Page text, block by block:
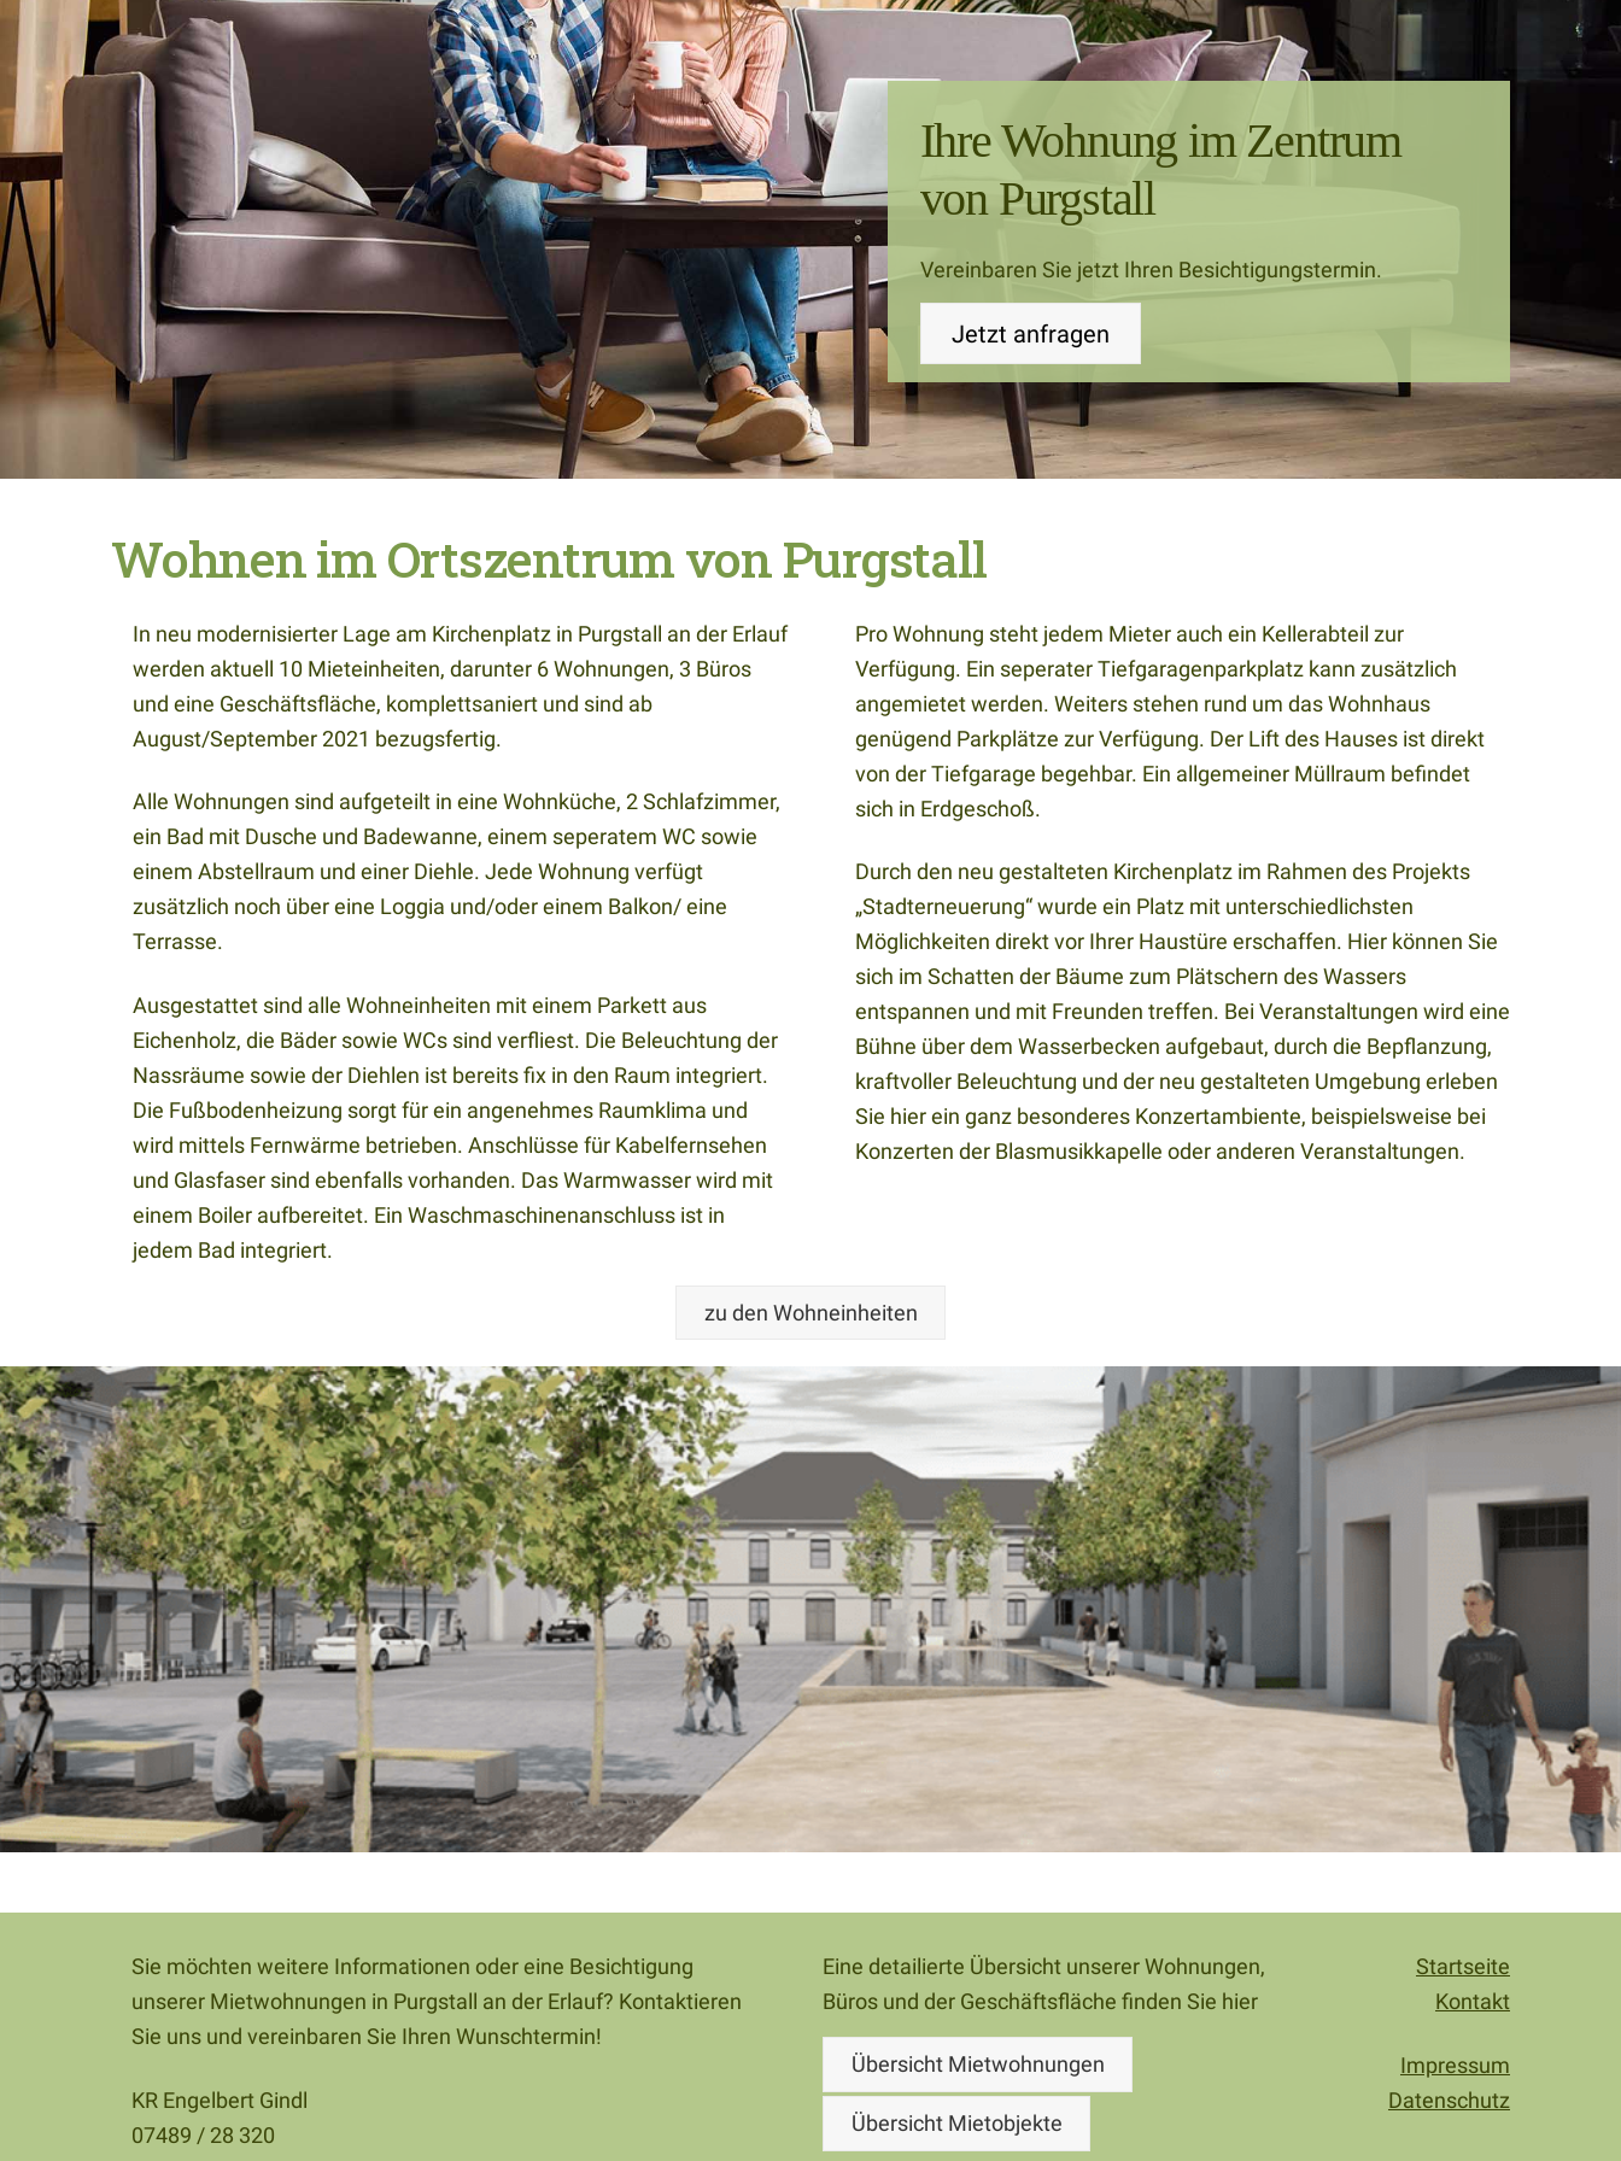
Ihre Wohnung im Zentrum
von Purgstall
Vereinbaren Sie jetzt Ihren Besichtigungstermin.
Jetzt anfragen
Wohnen im Ortszentrum von Purgstall
In neu modernisierter Lage am Kirchenplatz in Purgstall an der Erlauf
werden aktuell 10 Mieteinheiten, darunter 6 Wohnungen, 3 Büros
und eine Geschäftsfläche, komplettsaniert und sind ab
August/September 2021 bezugsfertig.
Alle Wohnungen sind aufgeteilt in eine Wohnküche, 2 Schlafzimmer,
ein Bad mit Dusche und Badewanne, einem seperatem WC sowie
einem Abstellraum und einer Diehle. Jede Wohnung verfügt
zusätzlich noch über eine Loggia und/oder einem Balkon/ eine
Terrasse.
Ausgestattet sind alle Wohneinheiten mit einem Parkett aus
Eichenholz, die Bäder sowie WCs sind verfliest. Die Beleuchtung der
Nassräume sowie der Diehlen ist bereits fix in den Raum integriert.
Die Fußbodenheizung sorgt für ein angenehmes Raumklima und
wird mittels Fernwärme betrieben. Anschlüsse für Kabelfernsehen
und Glasfaser sind ebenfalls vorhanden. Das Warmwasser wird mit
einem Boiler aufbereitet. Ein Waschmaschinenanschluss ist in
jedem Bad integriert.
Pro Wohnung steht jedem Mieter auch ein Kellerabteil zur
Verfügung. Ein seperater Tiefgaragenparkplatz kann zusätzlich
angemietet werden. Weiters stehen rund um das Wohnhaus
genügend Parkplätze zur Verfügung. Der Lift des Hauses ist direkt
von der Tiefgarage begehbar. Ein allgemeiner Müllraum befindet
sich in Erdgeschoß.
Durch den neu gestalteten Kirchenplatz im Rahmen des Projekts
„Stadterneuerung“ wurde ein Platz mit unterschiedlichsten
Möglichkeiten direkt vor Ihrer Haustüre erschaffen. Hier können Sie
sich im Schatten der Bäume zum Plätschern des Wassers
entspannen und mit Freunden treffen. Bei Veranstaltungen wird eine
Bühne über dem Wasserbecken aufgebaut, durch die Bepflanzung,
kraftvoller Beleuchtung und der neu gestalteten Umgebung erleben
Sie hier ein ganz besonderes Konzertambiente, beispielsweise bei
Konzerten der Blasmusikkapelle oder anderen Veranstaltungen.
zu den Wohneinheiten
Sie möchten weitere Informationen oder eine Besichtigung
unserer Mietwohnungen in Purgstall an der Erlauf? Kontaktieren
Sie uns und vereinbaren Sie Ihren Wunschtermin!
KR Engelbert Gindl
07489 / 28 320
Eine detailierte Übersicht unserer Wohnungen,
Büros und der Geschäftsfläche finden Sie hier
Übersicht Mietwohnungen
Übersicht Mietobjekte
Startseite
Kontakt
Impressum
Datenschutz